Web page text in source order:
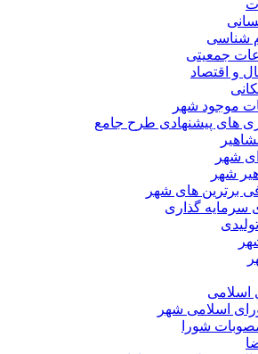
جمعیتی
و اقتصاد
موجود شهر
های پیشنهادی طرح جامع
شهر
شهر
های شهر
گذاری
اسلامی شهر
شورا